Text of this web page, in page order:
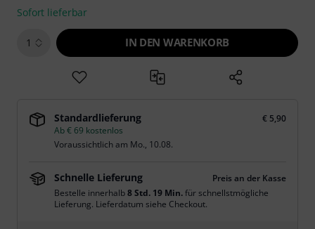
Sofort lieferbar
1 IN DEN WARENKORB
Standardlieferung
€ 5,90
Ab € 69 kostenlos
Voraussichtlich am Mo., 10.08.
Schnelle Lieferung
Preis an der Kasse
Bestelle innerhalb8 Std. 19 Min.für schnellstmögliche
Lieferung. Lieferdatum siehe Checkout.